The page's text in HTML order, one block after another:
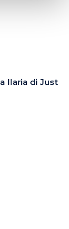
Ilaria di Just